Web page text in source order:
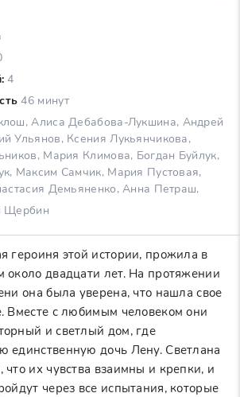
4
46 минут
Алиса Дебабова-Лукшина, Андрей
Ульянов, Ксения Лукьянчикова,
Мария Климова, Богдан Буйлук,
Максим Самчик, Мария Пустовая,
Демьяненко, Анна Петраш,
Щербин
героиня этой истории, прожила в
около двадцати лет. На протяжении
она была уверена, что нашла свое
Вместе с любимым человеком они
и светлый дом, где
единственную дочь Лену. Светлана
что их чувства взаимны и крепки, и
через все испытания, которые